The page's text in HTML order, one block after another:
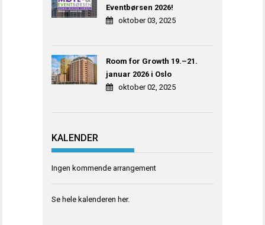
Eventbørsen 2026!
oktober 03, 2025
Room for Growth 19.–21.
januar 2026 i Oslo
oktober 02, 2025
KALENDER
Ingen kommende arrangement
Se hele kalenderen her.